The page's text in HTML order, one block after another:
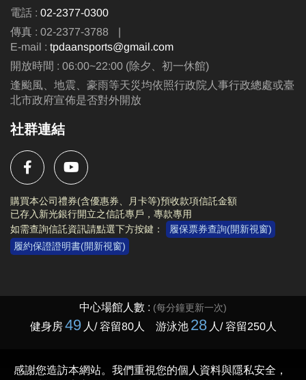
電話 : 02-2377-0300
傳真 : 02-2377-3788
|
E-mail : tpdaansports@gmail.com
開放時間 : 06:00~22:00 (除夕、初一休館)
逢颱風、地震、豪雨等天災均依照行政院人事行政總處或臺
北市政府宣佈是否對外開放
社群連結
購買本公司禮券(含優惠券、月卡等)預收款項信託金額
已存入新光銀行開立之信託專戶，專款專用
如需查詢信託資訊請點選下方按鍵：
履保票券查詢(開新視窗)
履約保證證明書(開新視窗)